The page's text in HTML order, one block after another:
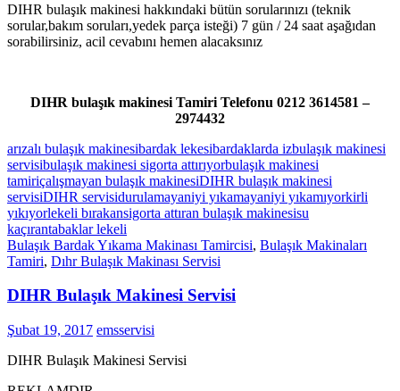
DIHR bulaşık makinesi hakkındaki bütün sorularınızı (teknik
sorular,bakım soruları,yedek parça isteği) 7 gün / 24 saat aşağıdan
sorabilirsiniz, acil cevabını hemen alacaksınız
DIHR bulaşık makinesi Tamiri Telefonu 0212 3614581 –
2974432
arızalı bulaşık makinesibardak lekesibardaklarda izbulaşık makinesi
servisibulaşık makinesi sigorta attırıyorbulaşık makinesi
tamiriçalışmayan bulaşık makinesiDIHR bulaşık makinesi
servisiDIHR servisidurulamayaniyi yıkamayaniyi yıkamıyorkirli
yıkıyorlekeli bırakansigorta attıran bulaşık makinesisu
kaçırantabaklar lekeli
Bulaşık Bardak Yıkama Makinası Tamircisi, Bulaşık Makinaları
Tamiri, Dıhr Bulaşık Makinası Servisi
DIHR Bulaşık Makinesi Servisi
Şubat 19, 2017 emsservisi
DIHR Bulaşık Makinesi Servisi